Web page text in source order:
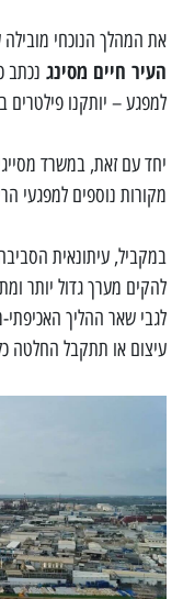
את המהלך הנוכחי
העיר חיים מסינג נכתב
למפגע – יותקנו
יחד עם זאת, במשרד
מקורות נוספים למפגעי
במקביל, עיתונאית
להקים מערך גדול יותר
לגבי שאר ההליך
עיצום או תתקבל החלטה